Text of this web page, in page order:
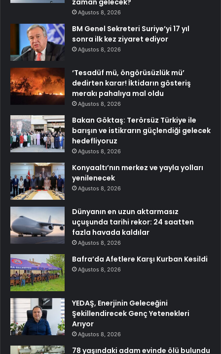
Ağustos 8, 2026
BM Genel Sekreteri Suriye’yi 17 yıl
sonra ilk kez ziyaret ediyor
Ağustos 8, 2026
‘Tesadüf mü, öngörüsüzlük mü’
dedirten karar! İktidarın gösteriş
merakı pahalıya mal oldu
Ağustos 8, 2026
Bakan Göktaş: Terörsüz Türkiye ile
barışın ve istikrarın güçlendiği gelecek
hedefliyoruz
Ağustos 8, 2026
Konyaaltı’nın merkez ve yayla yolları
yenilenecek
Ağustos 8, 2026
Dünyanın en uzun aktarmasız
uçuşunda tarihi rekor: 24 saatten
fazla havada kaldılar
Ağustos 8, 2026
Bafra’da Afetlere Karşı Kurban Kesildi
Ağustos 8, 2026
YEDAŞ, Enerjinin Geleceğini
Şekillendirecek Genç Yetenekleri
Arıyor
Ağustos 8, 2026
78 yaşındaki adam evinde ölü bulundu